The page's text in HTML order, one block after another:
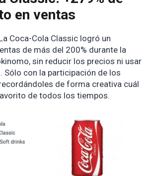
en ventas
Coca-Cola Classic logró un
de más del 200% durante la
sin reducir los precios ni usar
Sólo con la participación de los
de forma creativa cuál
de todos los tiempos.